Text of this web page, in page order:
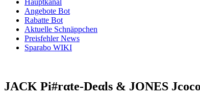
Hauptkanal
Angebote Bot
Rabatte Bot
Aktuelle Schnäppchen
Preisfehler News
Sparabo WIKI
JACK Pi#rαtе-Dеαls & JONES